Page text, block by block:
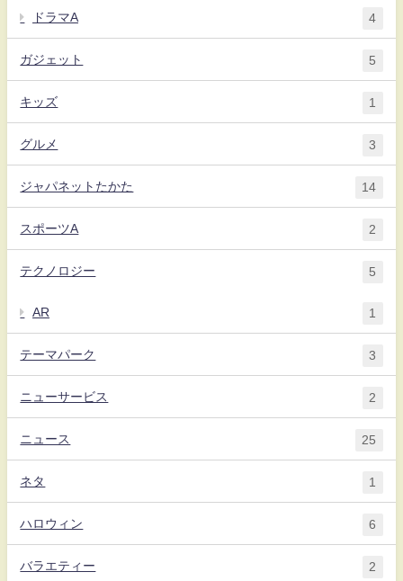
ドラマA 4
ガジェット 5
キッズ 1
グルメ 3
ジャパネットたかた 14
スポーツA 2
テクノロジー 5
AR 1
テーマパーク 3
ニューサービス 2
ニュース 25
ネタ 1
ハロウィン 6
バラエティー 2